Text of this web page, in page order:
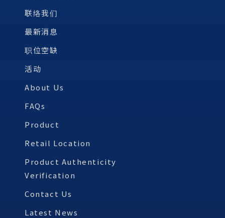
联络我们
最新消息
职位空缺
活动
About Us
FAQs
Product
Retail Location
Product Authenticity
Verification
Contact Us
Latest News